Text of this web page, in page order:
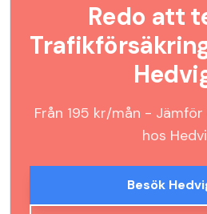
Redo att
Från 195 kr/mån -
hos
Besök